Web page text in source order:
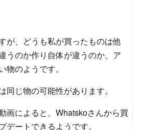
が、どうも私が買ったものは他
うのか作り自体が違うのか、ア
物のようです。
同じ物の可能性があります。
画によると、Whatskoさんから買
デートできるようです。